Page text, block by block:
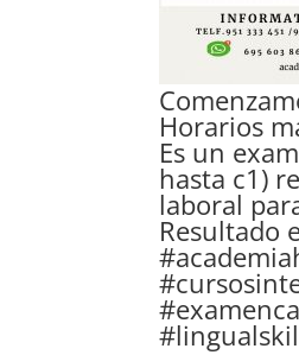
Horarios
Es un
hasta c1)
laboral
Resultado